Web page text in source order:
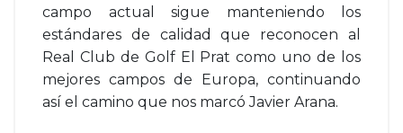
campo actual sigue manteniendo los
estándares de calidad que reconocen al
Real Club de Golf El Prat como uno de los
mejores campos de Europa, continuando
así el camino que nos marcó Javier Arana.